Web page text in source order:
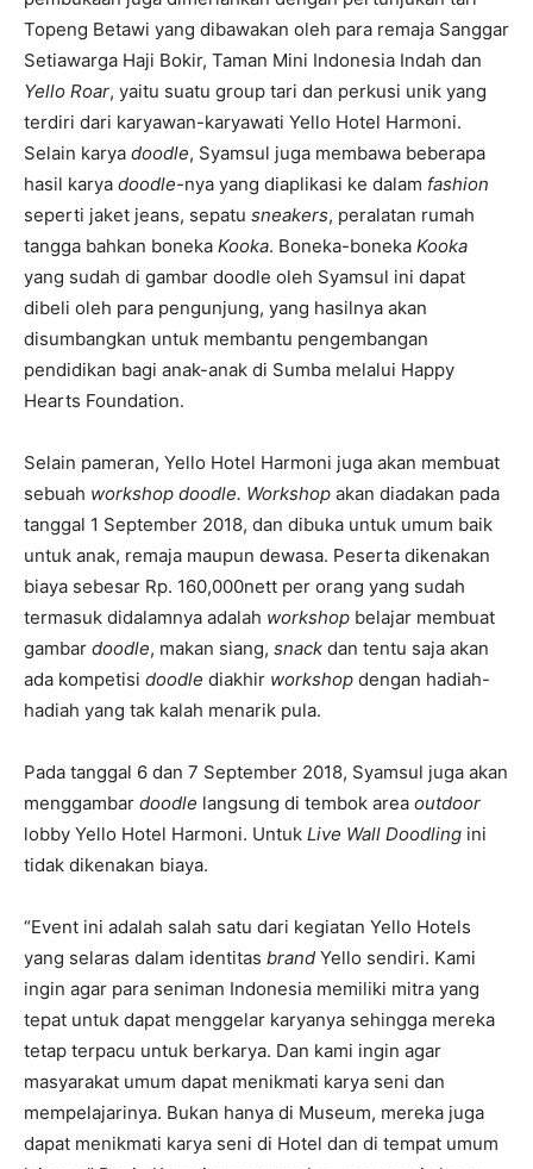
Topeng Betawi yang dibawakan oleh para remaja Sanggar
Setiawarga Haji Bokir, Taman Mini Indonesia Indah dan
Yello Roar, yaitu suatu group tari dan perkusi unik yang
terdiri dari karyawan-karyawati Yello Hotel Harmoni.
Selain karya doodle, Syamsul juga membawa beberapa
hasil karya doodle-nya yang diaplikasi ke dalam fashion
seperti jaket jeans, sepatu sneakers, peralatan rumah
tangga bahkan boneka Kooka. Boneka-boneka Kooka
yang sudah di gambar doodle oleh Syamsul ini dapat
dibeli oleh para pengunjung, yang hasilnya akan
disumbangkan untuk membantu pengembangan
pendidikan bagi anak-anak di Sumba melalui Happy
Hearts Foundation.
Selain pameran, Yello Hotel Harmoni juga akan membuat
sebuah workshop doodle. Workshop akan diadakan pada
tanggal 1 September 2018, dan dibuka untuk umum baik
untuk anak, remaja maupun dewasa. Peserta dikenakan
biaya sebesar Rp. 160,000nett per orang yang sudah
termasuk didalamnya adalah workshop belajar membuat
gambar doodle, makan siang, snack dan tentu saja akan
ada kompetisi doodle diakhir workshop dengan hadiah-
hadiah yang tak kalah menarik pula.
Pada tanggal 6 dan 7 September 2018, Syamsul juga akan
menggambar doodle langsung di tembok area outdoor
lobby Yello Hotel Harmoni. Untuk Live Wall Doodling ini
tidak dikenakan biaya.
“Event ini adalah salah satu dari kegiatan Yello Hotels
yang selaras dalam identitas brand Yello sendiri. Kami
ingin agar para seniman Indonesia memiliki mitra yang
tepat untuk dapat menggelar karyanya sehingga mereka
tetap terpacu untuk berkarya. Dan kami ingin agar
masyarakat umum dapat menikmati karya seni dan
mempelajarinya. Bukan hanya di Museum, mereka juga
dapat menikmati karya seni di Hotel dan di tempat umum